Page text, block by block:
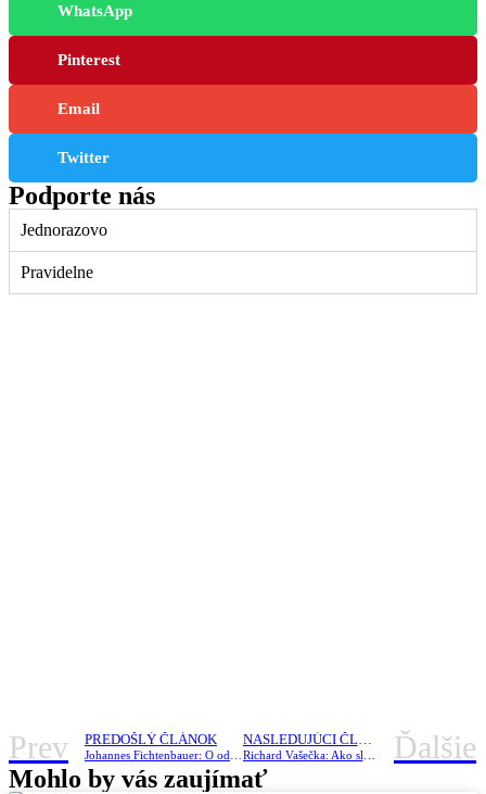
WhatsApp
Pinterest
Email
Twitter
Podporte nás
Jednorazovo
Pravidelne
Prev PREDOŠLÝ ČLÁNOK NASLEDUJÚCI ČLÁNOK Ďalšie
Mohlo by vás zaujímať